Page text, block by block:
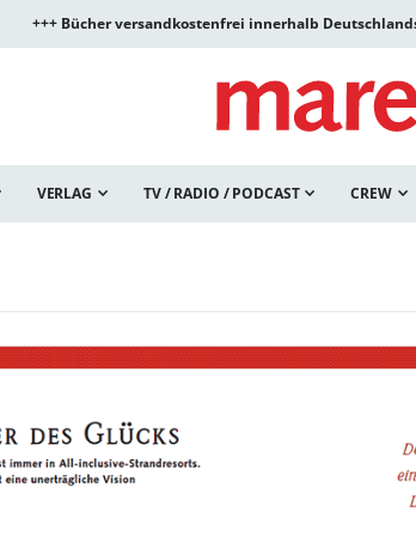
+++ Bücher versandkostenfrei innerhalb
VERLAG TV / RADIO / PODCAST CREW